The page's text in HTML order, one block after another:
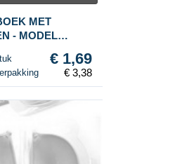
MET
- MODEL
€ 1,69
€ 3,38